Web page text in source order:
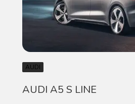
AUDI
AUDI A5 S LINE